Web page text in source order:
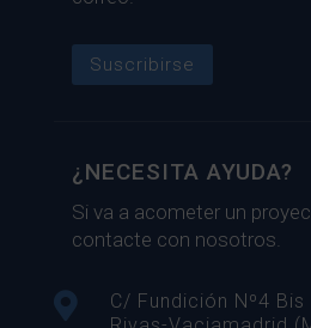
Suscribirse
¿NECESITA AYUDA?
Si va a acometer un
contacte con nosotros.

C/ Fundición Nº4